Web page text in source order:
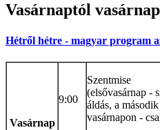
Vasárnaptól
Hétről hétre - magyar program
Vasárnap
9:00
Szentmise
(elsővasárnap -
áldás, a második
vasárnapon -